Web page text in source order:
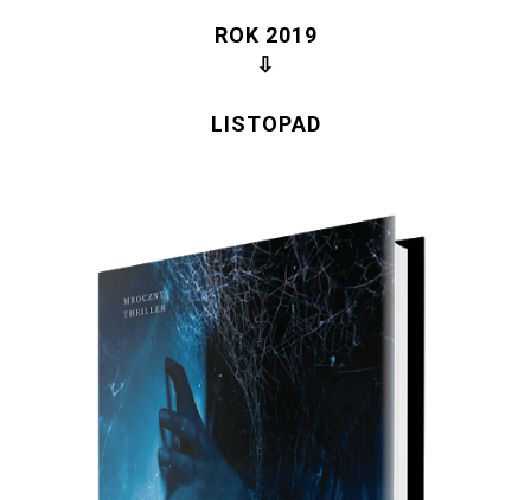
ROK 2019
⇩
LISTOPAD